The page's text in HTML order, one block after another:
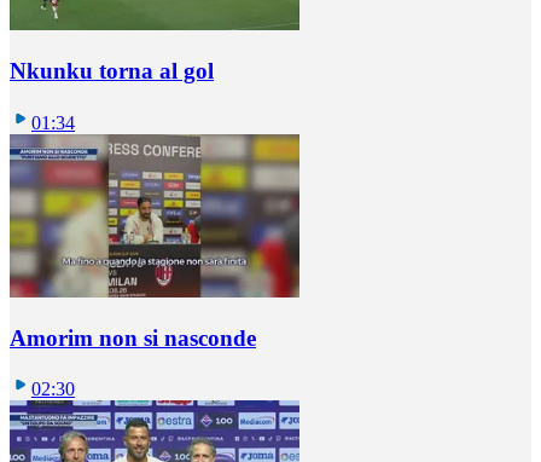
Nkunku torna al gol
01:34
Amorim non si nasconde
02:30